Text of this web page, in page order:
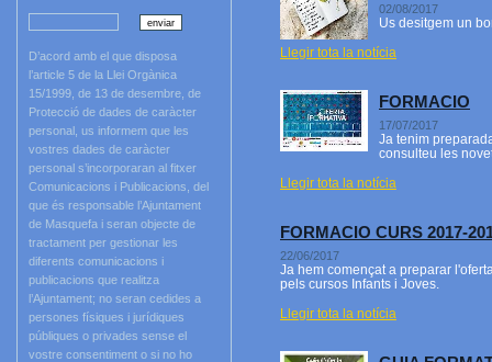
D’acord amb el que disposa
l’article 5 de la Llei Orgànica
15/1999, de 13 de desembre, de
Protecció de dades de caràcter
personal, us informem que les
vostres dades de caràcter
personal s’incorporaran al fitxer
Comunicacions i Publicacions, del
que és responsable l’Ajuntament
de Masquefa i seran objecte de
tractament per gestionar les
diferents comunicacions i
publicacions que realitza
l’Ajuntament; no seran cedides a
persones físiques i jurídiques
públiques o privades sense el
vostre consentiment o si no ho
02/08/2017
Us desitgem un
Llegir tota la notícia
FORMACIO
17/07/2017
Ja tenim
consulteu les
Llegir tota la notícia
FORMACIO CURS 2017-
22/06/2017
Ja hem començat a preparar
pels cursos Infants i Joves.
Llegir tota la notícia